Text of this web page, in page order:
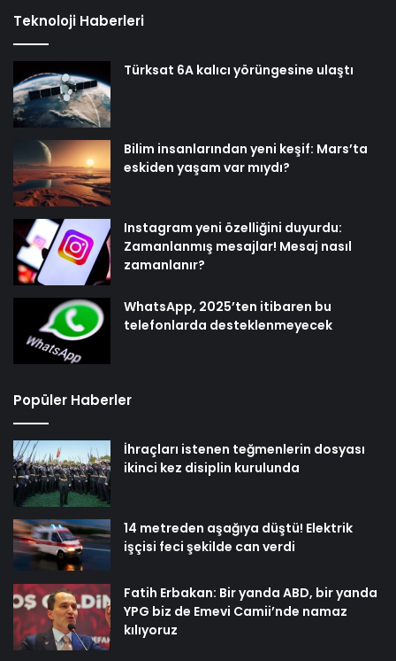
Teknoloji Haberleri
Türksat 6A kalıcı yörüngesine ulaştı
Bilim insanlarından yeni keşif: Mars’ta
eskiden yaşam var mıydı?
Instagram yeni özelliğini duyurdu:
Zamanlanmış mesajlar! Mesaj nasıl
zamanlanır?
WhatsApp, 2025’ten itibaren bu
telefonlarda desteklenmeyecek
Popüler Haberler
İhraçları istenen teğmenlerin dosyası
ikinci kez disiplin kurulunda
14 metreden aşağıya düştü! Elektrik
işçisi feci şekilde can verdi
Fatih Erbakan: Bir yanda ABD, bir yanda
YPG biz de Emevi Camii’nde namaz
kılıyoruz